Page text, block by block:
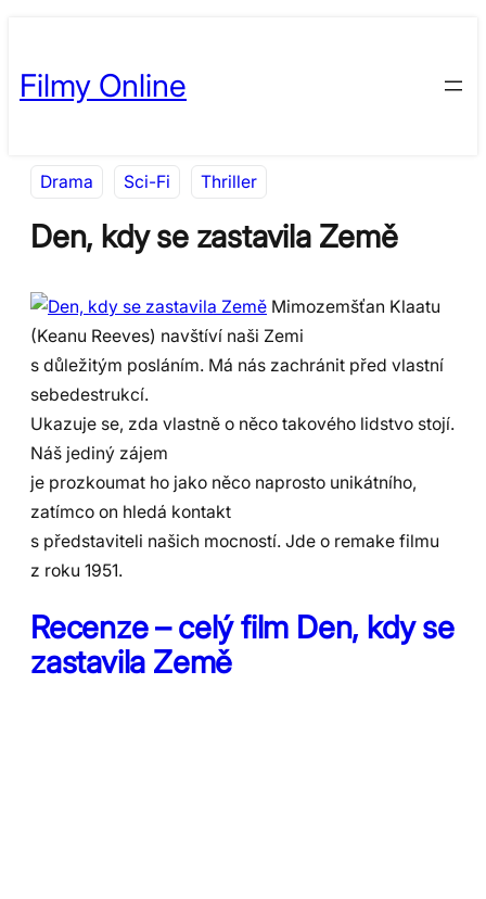
obsah
content
Filmy Online
Drama Sci-Fi Thriller
Den, kdy se zastavila Země
Mimozemšťan Klaatu
(Keanu Reeves) navštíví naši Zemi
s důležitým posláním. Má nás zachránit před vlastní
sebedestrukcí.
Ukazuje se, zda vlastně o něco takového lidstvo stojí.
Náš jediný zájem
je prozkoumat ho jako něco naprosto unikátního,
zatímco on hledá kontakt
s představiteli našich mocností. Jde o remake filmu
z roku 1951.
Recenze – celý film Den, kdy se
zastavila Země